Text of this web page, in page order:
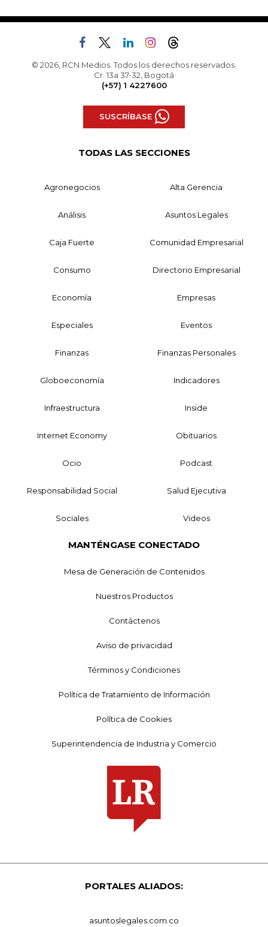
© 2026, RCN Medios. Todos los derechos reservados.
Cr. 13a 37-32, Bogotá
(+57) 1 4227600
SUSCRÍBASE
TODAS LAS SECCIONES
Agronegocios Alta Gerencia
Análisis Asuntos Legales
Caja Fuerte Comunidad Empresarial
Consumo Directorio Empresarial
Economía Empresas
Especiales Eventos
Finanzas Finanzas Personales
Globoeconomía Indicadores
Infraestructura Inside
Internet Economy Obituarios
Ocio Podcast
Responsabilidad Social Salud Ejecutiva
Sociales Videos
MANTÉNGASE CONECTADO
Mesa de Generación de Contenidos
Nuestros Productos
Contáctenos
Aviso de privacidad
Términos y Condiciones
Política de Tratamiento de Información
Política de Cookies
Superintendencia de Industria y Comercio
PORTALES ALIADOS:
asuntoslegales.com.co